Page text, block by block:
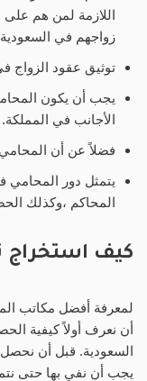
اللازمة لمن هم
زواجهم في
توثيق عقود الزواج
يجب أن يكون
الأجانب في المملكة.
فضلاً عن أن المحامي
يتمثل دور المحامي
المحاكم ،وكذلك
كيف استخراج
لمعرفة أفضل مكاتب
أن نعرف أولاً كيفية
السعودية. قبل أن
يجب أن نفي بها حتى